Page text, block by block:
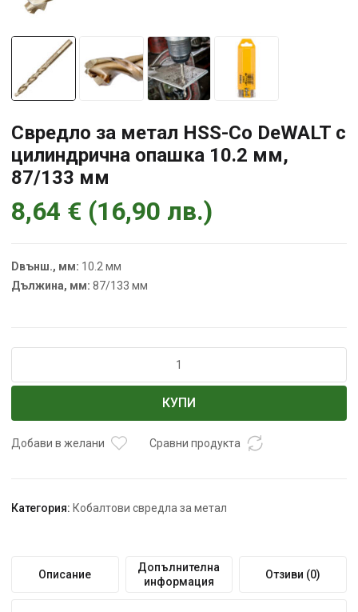
Свредло за метал HSS-Co DeWALT с
цилиндрична опашка 10.2 мм,
87/133 мм
8,64 € (16,90 лв.)
Dвънш., мм: 10.2 мм
Дължина, мм: 87/133 мм
Свредло
HSS-
цилиндрична
КУПИ
Добави в желани Сравни продукта
Категория: Кобалтови свредла за метал
Описание
Допълнителна
информация
Отзиви (0)